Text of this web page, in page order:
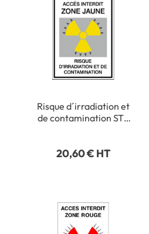
Risque d´irradiation et
de contamination STF
20,60 € HT